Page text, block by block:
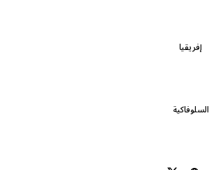
إفريقيا
السلوفاكية